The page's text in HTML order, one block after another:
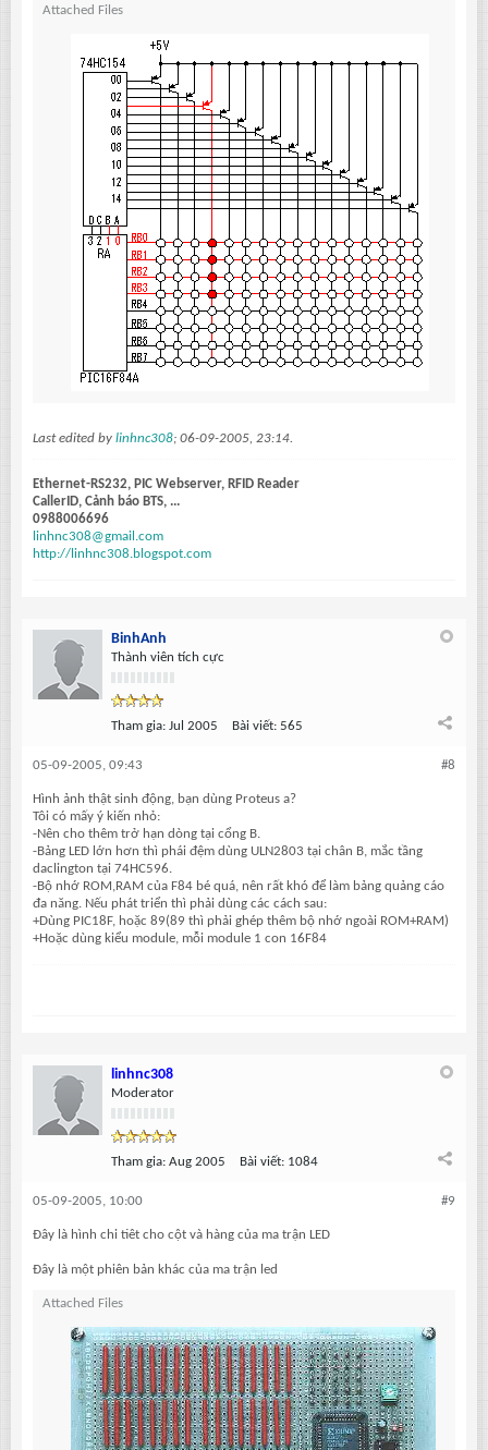
Attached Files
Last edited by linhnc308; 06-09-2005, 23:14.
Ethernet-RS232, PIC Webserver, RFID Reader
CallerID, Cảnh báo BTS, ...
0988006696
linhnc308@gmail.com
http://linhnc308.blogspot.com
BinhAnh
Thành viên tích cực
Tham gia: Jul 2005 Bài viết: 565
#8
05-09-2005, 09:43
Hình ảnh thật sinh động, bạn dùng Proteus a?
Tôi có mấy ý kiến nhỏ:
-Nên cho thêm trở hạn dòng tại cổng B.
-Bảng LED lớn hơn thì phái đệm dùng ULN2803 tại chân B, mắc tầng
daclington tại 74HC596.
-Bộ nhớ ROM,RAM của F84 bé quá, nên rất khó để làm bảng quảng cáo
đa năng. Nếu phát triển thì phải dùng các cách sau:
+Dùng PIC18F, hoặc 89(89 thì phải ghép thêm bộ nhớ ngoài ROM+RAM)
+Hoặc dùng kiểu module, mỗi module 1 con 16F84
linhnc308
Moderator
Tham gia: Aug 2005 Bài viết: 1084
#9
05-09-2005, 10:00
Đây là hình chi tiêt cho cột và hàng của ma trận LED
Đây là một phiên bản khác của ma trận led
Attached Files